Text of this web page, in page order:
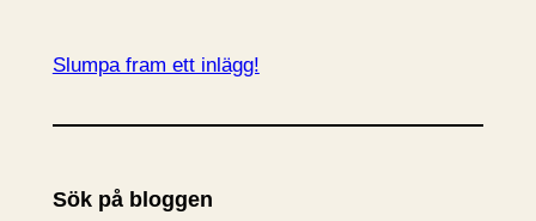
Slumpa fram ett inlägg!
Sök på bloggen